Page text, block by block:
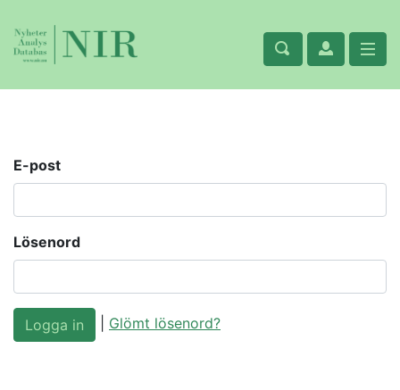
E-post
Lösenord
Glömt lösenord?